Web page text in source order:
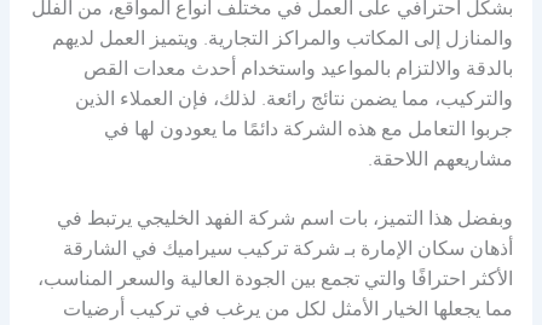
بشكل احترافي على العمل في مختلف أنواع المواقع، من الفلل
والمنازل إلى المكاتب والمراكز التجارية. ويتميز العمل لديهم
بالدقة والالتزام بالمواعيد واستخدام أحدث معدات القص
والتركيب، مما يضمن نتائج رائعة. لذلك، فإن العملاء الذين
جربوا التعامل مع هذه الشركة دائمًا ما يعودون لها في
مشاريعهم اللاحقة.
وبفضل هذا التميز، بات اسم شركة الفهد الخليجي يرتبط في
أذهان سكان الإمارة بـ شركة تركيب سيراميك في الشارقة
الأكثر احترافًا والتي تجمع بين الجودة العالية والسعر المناسب،
مما يجعلها الخيار الأمثل لكل من يرغب في تركيب أرضيات